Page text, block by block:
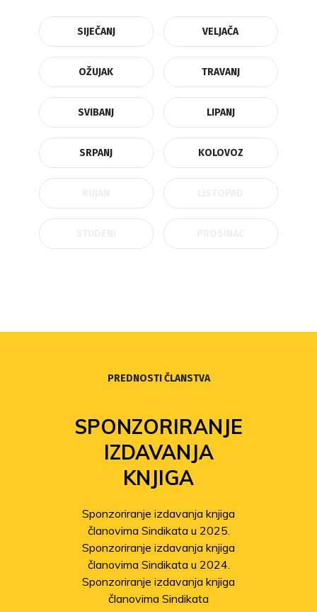
SIJEČANJ VELJAČA
OŽUJAK TRAVANJ
SVIBANJ LIPANJ
SRPANJ KOLOVOZ
PREDNOSTI ČLANSTVA
SPONZORIRANJE
IZDAVANJA
KNJIGA
Sponzoriranje izdavanja knjiga
članovima Sindikata u 2025.
Sponzoriranje izdavanja knjiga
članovima Sindikata u 2024.
Sponzoriranje izdavanja knjiga
članovima Sindikata